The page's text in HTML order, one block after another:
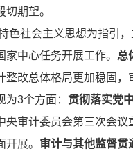
期望。
色社会主义思想为指引
中心任务开展工作。 总
改总体格局更加稳固，
为3个方面： 贯彻落实党
央审计委员会第三次会
展。 审计与其他监督贯